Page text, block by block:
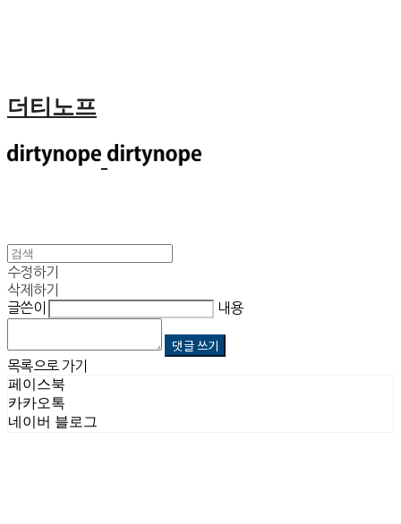
더티노프
수정하기
삭제하기
글쓴이
내용
댓글 쓰기
목록으로 가기
페이스북
카카오톡
네이버 블로그